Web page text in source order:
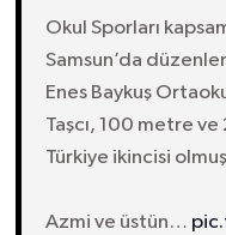
Okul Sporları
Samsun’da
Enes Baykuş
Taşcı, 100 metre
Türkiye ikincisi
Azmi ve üstün…